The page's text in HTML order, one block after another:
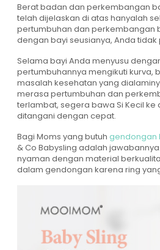
Berat badan dan perkembangan
telah dijelaskan di atas hanyalah
pertumbuhan dan perkembangan
dengan bayi seusianya, Anda tidak
Selama bayi Anda menyusu
pertumbuhannya mengikuti kurva,
masalah kesehatan yang
merasa pertumbuhan dan
terlambat, segera bawa Si Kecil
ditangani dengan cepat.
Bagi Moms yang butuh gendongan
& Co Babysling adalah
nyaman dengan material
dalam gendongan karena ring